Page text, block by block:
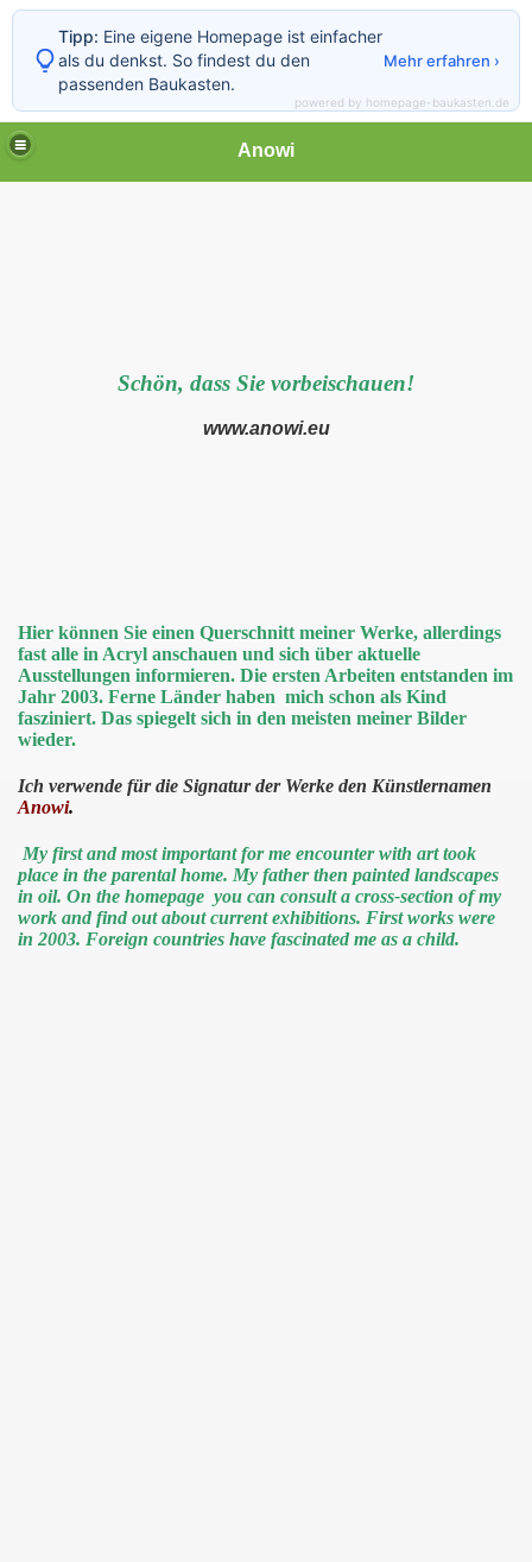
Anowi
Schön, dass Sie vorbeischauen!
www.anowi.eu
Hier können Sie einen Querschnitt meiner Werke, allerdings
fast alle in Acryl anschauen und sich über aktuelle
Ausstellungen informieren. Die ersten Arbeiten entstanden im
Jahr 2003. Ferne Länder haben mich schon als Kind
fasziniert. Das spiegelt sich in den meisten meiner Bilder
wieder.
Ich verwende für die Signatur der Werke den Künstlernamen
Anowi.
My first and most important for me encounter with art took
place in the parental home. My father then painted landscapes
in oil. On the homepage you can consult a cross-section of my
work and find out about current exhibitions. First works were
in 2003. Foreign countries have fascinated me as a child.
Tipp: Eine eigene Homepage ist einfacher
als du denkst. So findest du den
passenden Baukasten.
Mehr erfahren ›
powered by homepage-baukasten.de